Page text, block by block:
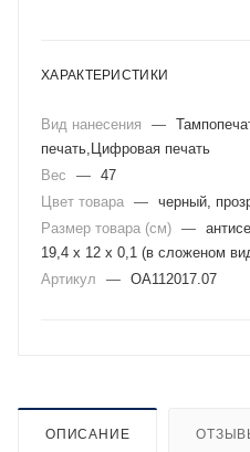
ХАРАКТЕРИСТИКИ
Вид нанесения —
печать,Цифровая печать
Вес
— 47
Цвет товара — черный,
Размер товара (см) —
19,4 х 12 х 0,1 (в сложеном
Артикул
— OA112017.07
ОПИСАНИЕ